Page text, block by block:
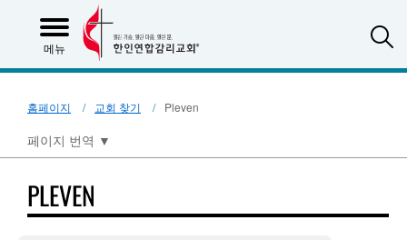
메뉴
홈페이지 교회 찾기 Pleven
페이지 번역 ▼
PLEVEN